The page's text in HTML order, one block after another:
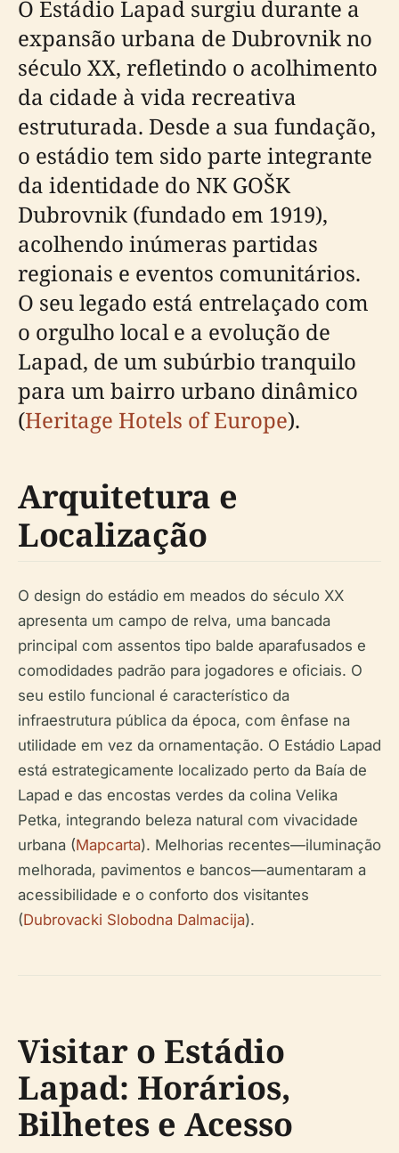
O Estádio Lapad surgiu durante a
expansão urbana de Dubrovnik no
século XX, refletindo o acolhimento
da cidade à vida recreativa
estruturada. Desde a sua fundação,
o estádio tem sido parte integrante
da identidade do NK GOŠK
Dubrovnik (fundado em 1919),
acolhendo inúmeras partidas
regionais e eventos comunitários.
O seu legado está entrelaçado com
o orgulho local e a evolução de
Lapad, de um subúrbio tranquilo
para um bairro urbano dinâmico
(Heritage Hotels of Europe).
Arquitetura e
Localização
O design do estádio em meados do século XX
apresenta um campo de relva, uma bancada
principal com assentos tipo balde aparafusados e
comodidades padrão para jogadores e oficiais. O
seu estilo funcional é característico da
infraestrutura pública da época, com ênfase na
utilidade em vez da ornamentação. O Estádio Lapad
está estrategicamente localizado perto da Baía de
Lapad e das encostas verdes da colina Velika
Petka, integrando beleza natural com vivacidade
urbana (Mapcarta). Melhorias recentes—iluminação
melhorada, pavimentos e bancos—aumentaram a
acessibilidade e o conforto dos visitantes
(Dubrovacki Slobodna Dalmacija).
Visitar o Estádio
Lapad: Horários,
Bilhetes e Acesso